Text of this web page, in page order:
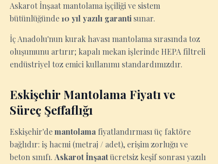
Askarot İnşaat mantolama işçiliği ve sistem
bütünlüğünde10 yıl yazılı garanti sunar.
İç Anadolu'nun kurak havası mantolama sırasında toz
oluşumunu artırır; kapalı mekan işlerinde HEPA filtreli
endüstriyel toz emici kullanımı standardımızdır.
Eskişehir Mantolama Fiyatı ve
Süreç Şeffaflığı
Eskişehir'demantolama fiyatlandırması üç faktöre
bağlıdır: iş hacmi (metraj / adet), erişim zorluğu ve
beton sınıfı. Askarot İnşaatücretsiz keşif sonrası yazılı